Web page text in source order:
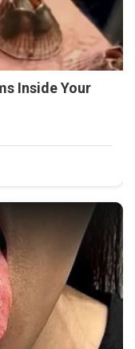
Inside Your